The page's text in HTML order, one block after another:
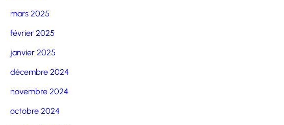
mars 2025
février 2025
janvier 2025
décembre 2024
novembre 2024
octobre 2024